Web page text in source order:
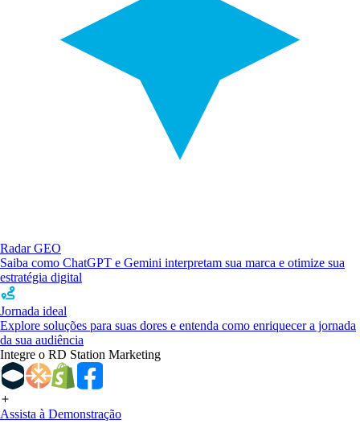
Radar GEO
Saiba como ChatGPT e Gemini interpretam sua marca e otimize sua
estratégia digital
Jornada ideal
Explore soluções para suas dores e entenda como enriquecer a jornada
da sua audiência
Integre o RD Station Marketing
Assista à Demonstração